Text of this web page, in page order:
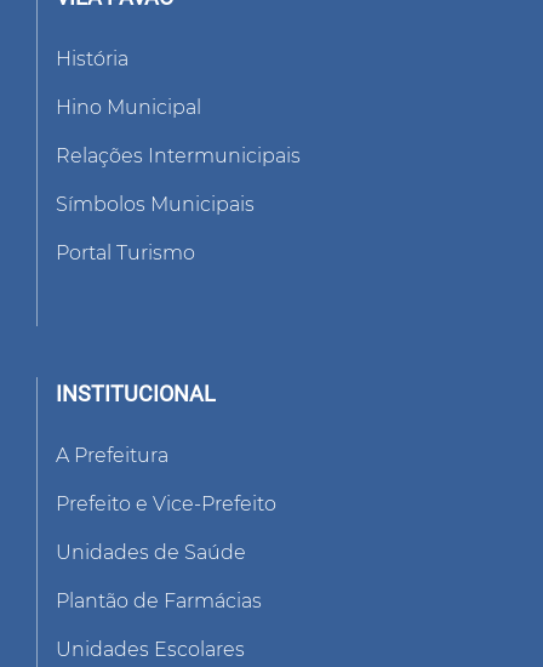
História
Hino Municipal
Relações Intermunicipais
Símbolos Municipais
Portal Turismo
INSTITUCIONAL
A Prefeitura
Prefeito e Vice-Prefeito
Unidades de Saúde
Plantão de Farmácias
Unidades Escolares